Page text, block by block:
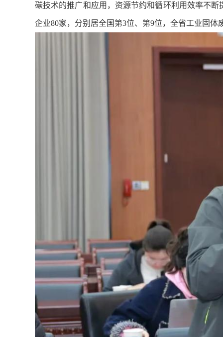
碳技术的推广和应用，资源节约和循环利用效率不
企业80家，分别居全国第3位、第9位，全省工业固